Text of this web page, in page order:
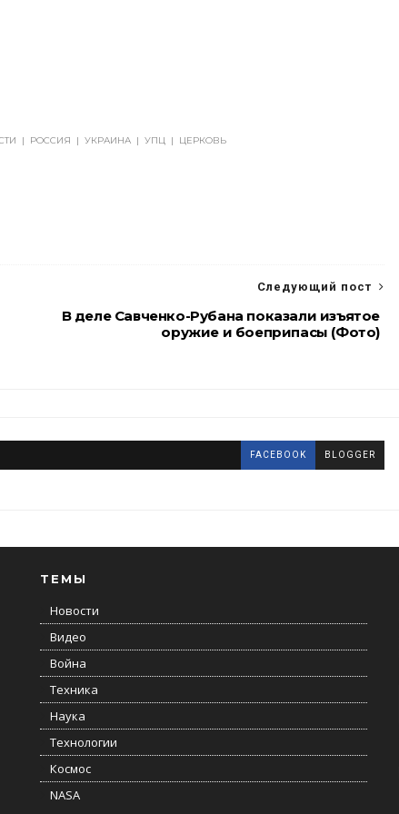
| РОССИЯ | УКРАИНА | УПЦ | ЦЕРКОВЬ
Следующий пост
В деле Савченко-Рубана показали изъятое
оружие и боеприпасы (Фото)
FACEBOOK BLOGGER
ТЕМЫ
Новости
Видео
Война
Техника
Наука
Технологии
Космос
NASA